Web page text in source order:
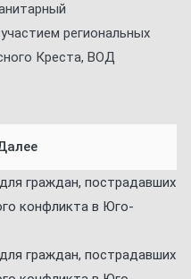
региональных
Креста, ВОД